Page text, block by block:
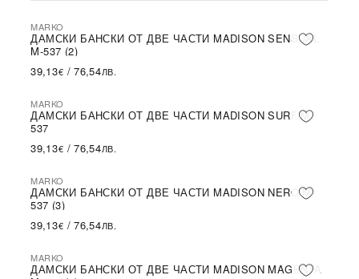
MARKO
ДАМСКИ БАНСКИ ОТ ДВЕ ЧАСТИ MADISON SENSUAL
M-537 (2)
39,13€ /76,54ЛВ.
MARKO
ДАМСКИ БАНСКИ ОТ ДВЕ ЧАСТИ MADISON SURF M-
537
39,13€ /76,54ЛВ.
MARKO
ДАМСКИ БАНСКИ ОТ ДВЕ ЧАСТИ MADISON NERO M-
537 (3)
39,13€ /76,54ЛВ.
MARKO
ДАМСКИ БАНСКИ ОТ ДВЕ ЧАСТИ MADISON MAGENTA